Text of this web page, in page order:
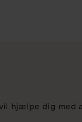
hjælpe dig med